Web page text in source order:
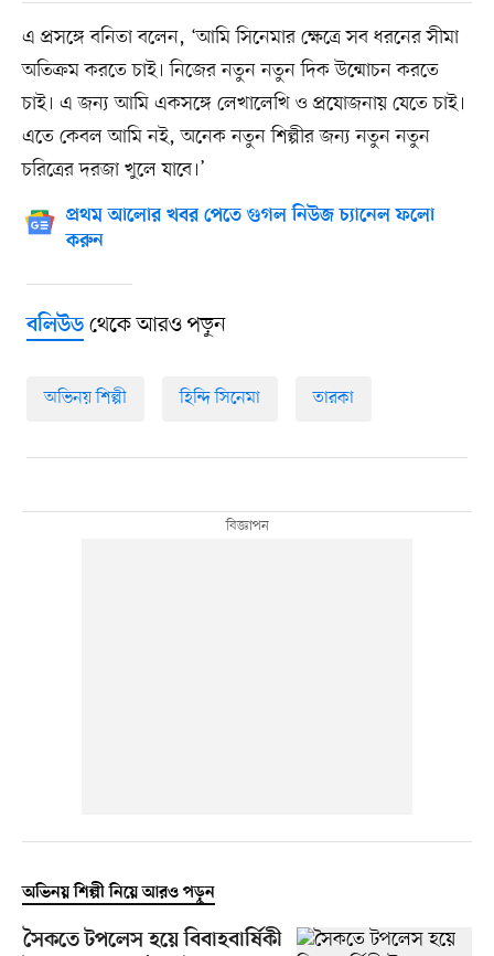
এ প্রসঙ্গে বনিতা বলেন, ‘আমি সিনেমার ক্ষেত্রে সব ধরনের সীমা
অতিক্রম করতে চাই। নিজের নতুন নতুন দিক উন্মোচন করতে
চাই। এ জন্য আমি একসঙ্গে লেখালেখি ও প্রযোজনায় যেতে চাই।
এতে কেবল আমি নই, অনেক নতুন শিল্পীর জন্য নতুন নতুন
চরিত্রের দরজা খুলে যাবে।’
প্রথম আলোর খবর পেতে গুগল নিউজ চ্যানেল ফলো
করুন
বলিউডথেকে আরও পড়ুন
অভিনয় শিল্পী হিন্দি সিনেমা তারকা
অভিনয় শিল্পী নিয়ে আরও পড়ুন
সৈকতে টপলেস হয়ে বিবাহবার্ষিকী